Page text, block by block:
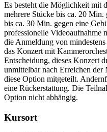
Es besteht die Möglichkeit mit
mehrere Stücke bis ca. 20
bis ca. 30 Min. gegen eine
professionelle Videoaufnahme
die Anmeldung von
das Konzert mit
Entscheidung, dieses Konzert
unmittelbar nach Erreichen
diese Option mitgeteilt.
eine Rückerstattung. Die
Option nicht abhängig.
Kursort